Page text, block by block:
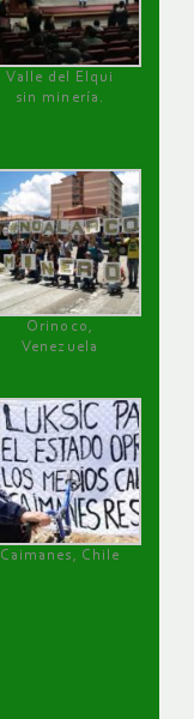
Valle del Elqui
sin minería.
Orinoco,
Venezuela
Caimanes, Chile